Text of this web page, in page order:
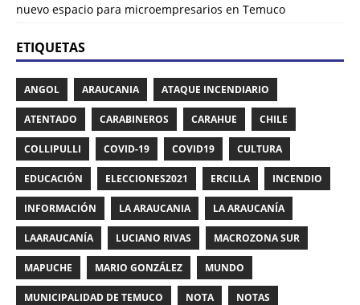
nuevo espacio para microempresarios en Temuco
ETIQUETAS
ANGOL ARAUCANIA ATAQUE INCENDIARIO
ATENTADO CARABINEROS CARAHUE CHILE
COLLIPULLI COVID-19 COVID19 CULTURA
EDUCACIÓN ELECCIONES2021 ERCILLA INCENDIO
INFORMACIÓN LA ARAUCANIA LA ARAUCANÍA
LAARAUCANÍA LUCIANO RIVAS MACROZONA SUR
MAPUCHE MARIO GONZÁLEZ MUNDO
MUNICIPALIDAD DE TEMUCO NOTA NOTAS